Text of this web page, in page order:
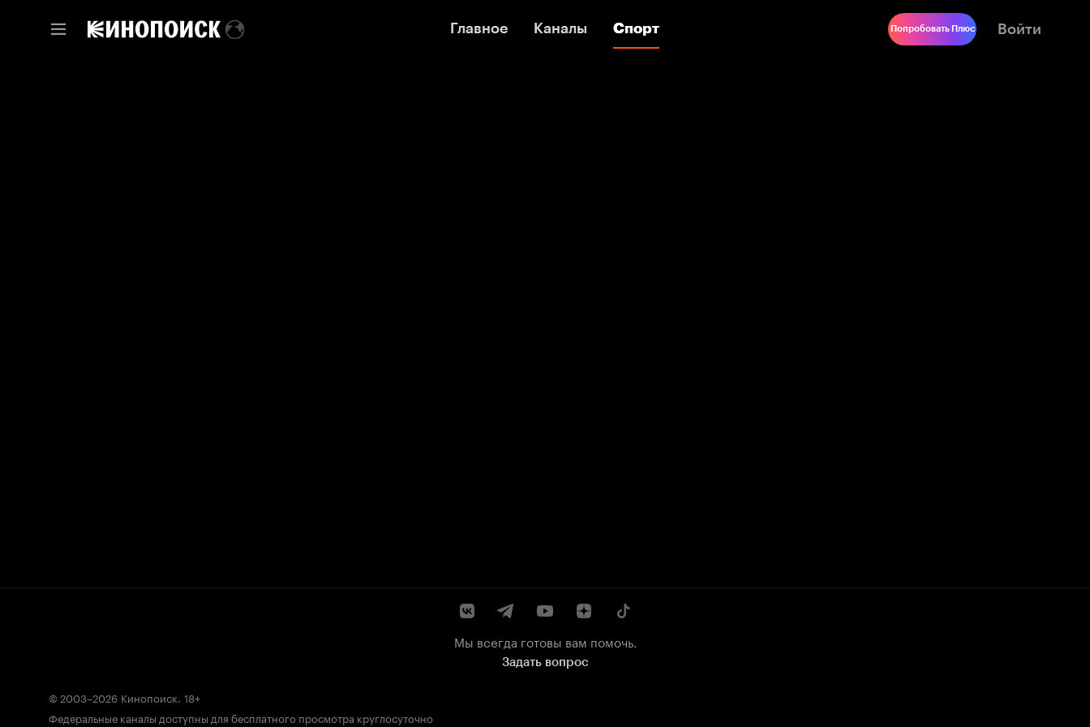
Главное Каналы Спорт
Главное Каналы Спорт Попробовать Плюс Войти
Мы всегда готовы вам помочь.
Задать вопрос
© 2003–2026 Кинопоиск. 18+
Федеральные каналы доступны для бесплатного просмотра круглосуточно